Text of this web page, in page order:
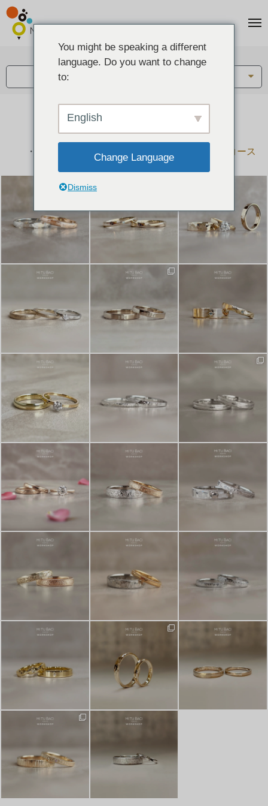
結婚指輪とペアリングのデザイン集
下記コースで手作りされた作品をご紹介します
手作り結婚指輪コース
手作りペアリングコース
You might be speaking a different
language. Do you want to change
to:
English
Change Language
Dismiss